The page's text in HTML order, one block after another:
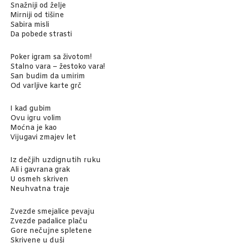
Snažniji od želje
Mirniji od tišine
Sabira misli
Da pobede strasti
Poker igram sa životom!
Stalno vara – žestoko vara!
San budim da umirim
Od varljive karte grč
I kad gubim
Ovu igru volim
Moćna je kao
Vijugavi zmajev let
Iz dečjih uzdignutih ruku
Ali i gavrana grak
U osmeh skriven
Neuhvatna traje
Zvezde smejalice pevaju
Zvezde padalice plaču
Gore nečujne spletene
Skrivene u duši